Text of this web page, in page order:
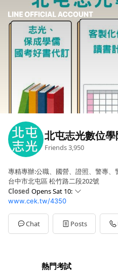
北屯志光數位學
Friends3,950
專精專辦:公職、國營、證照、警專、
台中市北屯區 松竹路二段202號
Closed Opens Sat 10:
Sun09: - 17:00
Mon12: - 21:00
Tue12: - 21:00
Wed12: - 21:00
10: - 19:00
www.cek.tw/4350
Chat Posts
熱門考試